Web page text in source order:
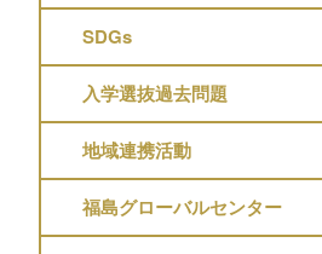
SDGs
入学選抜過去問題
地域連携活動
福島グローバルセンター